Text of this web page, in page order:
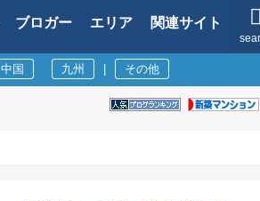
ブロガー エリア 関連サイト
中国 九州 その他